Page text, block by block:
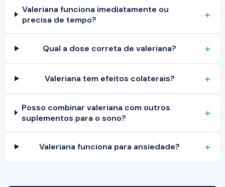
Valeriana funciona imediatamente ou
precisa de tempo?
+
Qual a dose correta de valeriana? +
Valeriana tem efeitos colaterais? +
Posso combinar valeriana com outros
suplementos para o sono?
+
Valeriana funciona para ansiedade? +